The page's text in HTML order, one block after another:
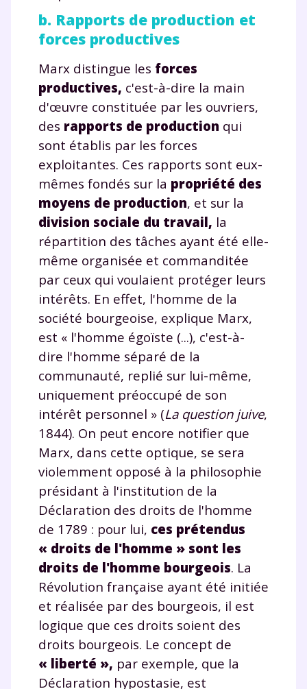
b. Rapports de production et
forces productives
Marx distingue les forces
productives, c'est-à-dire la main
d'œuvre constituée par les ouvriers,
des rapports de production qui
sont établis par les forces
exploitantes. Ces rapports sont eux-
mêmes fondés sur la propriété des
moyens de production, et sur la
division sociale du travail, la
répartition des tâches ayant été elle-
même organisée et commanditée
par ceux qui voulaient protéger leurs
intérêts. En effet, l'homme de la
société bourgeoise, explique Marx,
est « l'homme égoïste (...), c'est-à-
dire l'homme séparé de la
communauté, replié sur lui-même,
uniquement préoccupé de son
intérêt personnel » (La question juive,
1844). On peut encore notifier que
Marx, dans cette optique, se sera
violemment opposé à la philosophie
présidant à l'institution de la
Déclaration des droits de l'homme
de 1789 : pour lui, ces prétendus
« droits de l'homme » sont les
droits de l'homme bourgeois. La
Révolution française ayant été initiée
et réalisée par des bourgeois, il est
logique que ces droits soient des
droits bourgeois. Le concept de
« liberté », par exemple, que la
Déclaration hypostasie, est
Unespace dédié aux parents pour
suivre les progrès
Tout le programme scolaire du CP à
la Terminale
Des profs expérimentés disponibles
à la demande par tchat, audio ou
vidéo
TESTER GRATUITEMENT
* Votre code d'accès sera envoyé à cette adresse e-mail. En
renseignant votre e-mail, vous consentez à ce que vos
données à caractère personnel soient traitées par SEJER, sous
la marque myMaxicours, afin que SEJER puisse vous donner
accès au service de soutien scolaire pendant 24h. Pour en
savoir plus sur la gestion de vos données personnelles et
pour exercer vos droits, vous pouvez consulternotre
charte .
J’accepte de recevoir les actualités et des
communications de la part de
myMaxicours.
Votre adresse e-mail sera exclusivement utilisée pour
vous envoyer notre newsletter. Vous pourrez vous
désinscrire à tout moment, à travers le lien de
désinscription présent dans chaque newsletter. Pour
en savoir plus sur la gestion de vos données
personnelles et pour exercer vos droits, vous pouvez
consulternotre charte.